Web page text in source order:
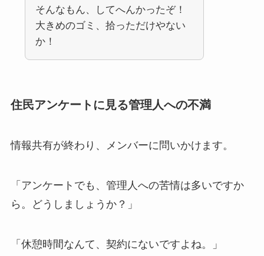
そんなもん、してへんかったぞ！
大きめのゴミ、拾っただけやない
か！
住民アンケートに見る管理人への不満
情報共有が終わり、メンバーに問いかけます。
「アンケートでも、管理人への苦情は多いですか
ら。どうしましょうか？」
「休憩時間なんて、契約にないですよね。」